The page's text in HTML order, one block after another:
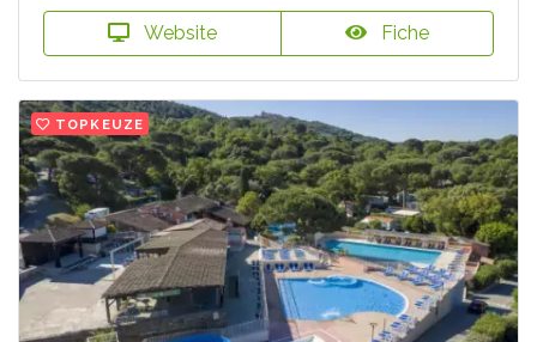
Website Fiche
TOPKEUZE